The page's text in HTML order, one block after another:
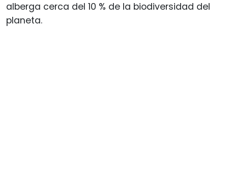
alberga cerca del 10 % de la biodiversidad del
planeta.